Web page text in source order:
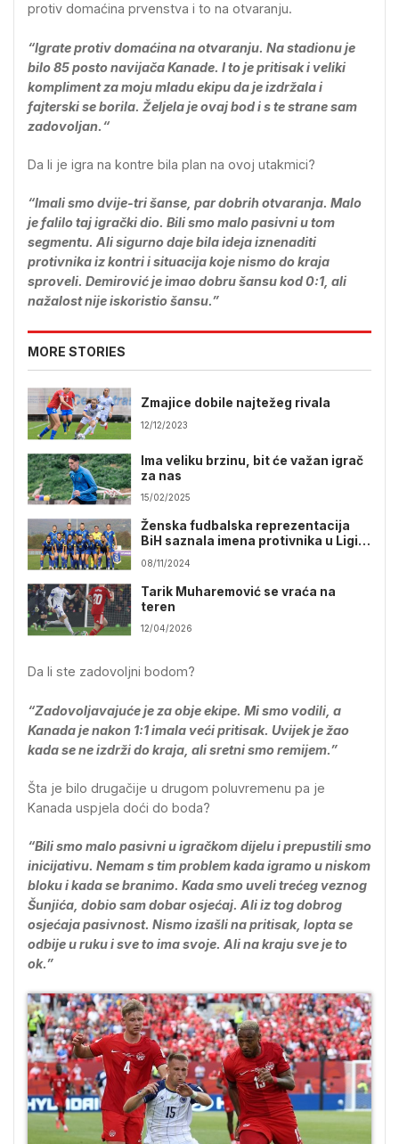
protiv domaćina prvenstva i to na otvaranju.
“Igrate protiv domaćina na otvaranju. Na stadionu je
bilo 85 posto navijača Kanade. I to je pritisak i veliki
kompliment za moju mladu ekipu da je izdržala i
fajterski se borila. Željela je ovaj bod i s te strane sam
zadovoljan.“
Da li je igra na kontre bila plan na ovoj utakmici?
“Imali smo dvije-tri šanse, par dobrih otvaranja. Malo
je falilo taj igrački dio. Bili smo malo pasivni u tom
segmentu. Ali sigurno daje bila ideja iznenaditi
protivnika iz kontri i situacija koje nismo do kraja
sproveli. Demirović je imao dobru šansu kod 0:1, ali
nažalost nije iskoristio šansu.”
MORE STORIES
Zmajice dobile najtežeg rivala
12/12/2023
Ima veliku brzinu, bit će važan igrač
za nas
15/02/2025
Ženska fudbalska reprezentacija
BiH saznala imena protivnika u Ligi
nacija
08/11/2024
Tarik Muharemović se vraća na
teren
12/04/2026
Da li ste zadovoljni bodom?
“Zadovoljavajuće je za obje ekipe. Mi smo vodili, a
Kanada je nakon 1:1 imala veći pritisak. Uvijek je žao
kada se ne izdrži do kraja, ali sretni smo remijem.”
Šta je bilo drugačije u drugom poluvremenu pa je
Kanada uspjela doći do boda?
“Bili smo malo pasivni u igračkom dijelu i prepustili smo
inicijativu. Nemam s tim problem kada igramo u niskom
bloku i kada se branimo. Kada smo uveli trećeg veznog
Šunjića, dobio sam dobar osjećaj. Ali iz tog dobrog
osjećaja pasivnost. Nismo izašli na pritisak, lopta se
odbije u ruku i sve to ima svoje. Ali na kraju sve je to
ok.”